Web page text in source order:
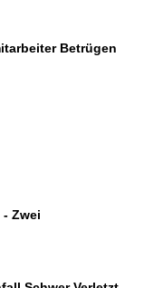
Betrügen
- Zwei